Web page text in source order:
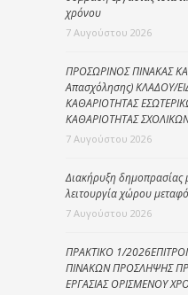
χρόνου
7 Αυγούστου 2026
ΠΡΟΣΩΡΙΝΟΣ ΠΙΝΑΚΑΣ
Απασχόλησης) ΚΛΑΔΟΥ/
ΚΑΘΑΡΙΟΤΗΤΑΣ
ΚΑΘΑΡΙΟΤΗΤΑΣ
7 Αυγούστου 2026
Διακήρυξη δημοπρασίας
λειτουργία χώρου
7 Αυγούστου 2026
ΠΡΑΚΤΙΚΟ 1/
ΠΙΝΑΚΩΝ ΠΡΟΣΛΗΨΗΣ
ΕΡΓΑΣΙΑΣ ΟΡΙΣΜΕΝΟΥ